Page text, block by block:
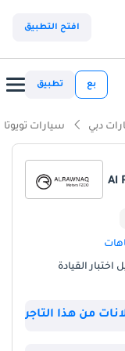
افتح التطبيق
بع تطبيق
دبي سيارات تويوتا
Al
اختبار القيادة
من هذا التاجر
العمل المصممة
خصيصًا لسوق الخليج، وذلك في أفضل تكويناتها من محرك V6 وناقل
عند إعادة البيع، حيث